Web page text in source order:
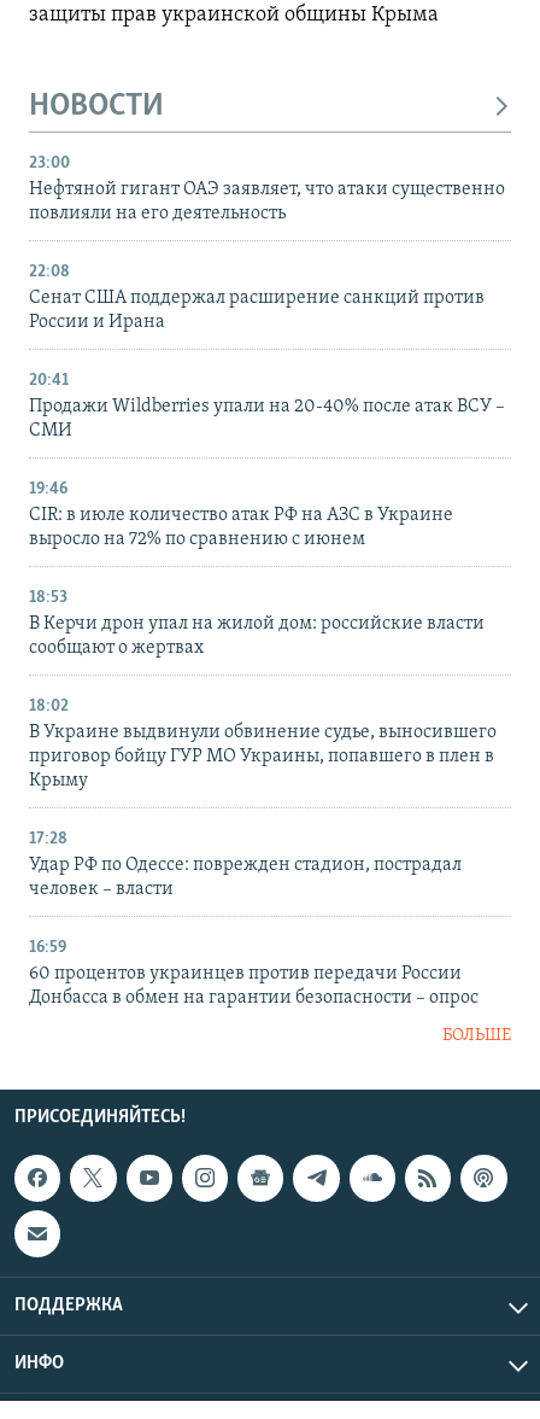
защиты прав украинской общины Крыма
НОВОСТИ
23:00
Нефтяной гигант ОАЭ заявляет, что атаки существенно
повлияли на его деятельность
22:08
Сенат США поддержал расширение санкций против
России и Ирана
20:41
Продажи Wildberries упали на 20-40% после атак ВСУ –
СМИ
19:46
CIR: в июле количество атак РФ на АЗС в Украине
выросло на 72% по сравнению с июнем
18:53
В Керчи дрон упал на жилой дом: российские власти
сообщают о жертвах
18:02
В Украине выдвинули обвинение судье, выносившего
приговор бойцу ГУР МО Украины, попавшего в плен в
Крыму
17:28
Удар РФ по Одессе: поврежден стадион, пострадал
человек – власти
16:59
60 процентов украинцев против передачи России
Донбасса в обмен на гарантии безопасности – опрос
БОЛЬШЕ
ПРИСОЕДИНЯЙТЕСЬ!
ПОДДЕРЖКА
ИНФО